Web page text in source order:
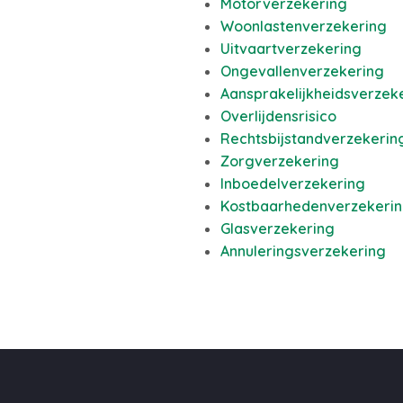
Motorverzekering
Woonlastenverzekering
Uitvaartverzekering
Ongevallenverzekering
Overlijdensrisico
Zorgverzekering
Inboedelverzekering
Glasverzekering
Annuleringsverzekering